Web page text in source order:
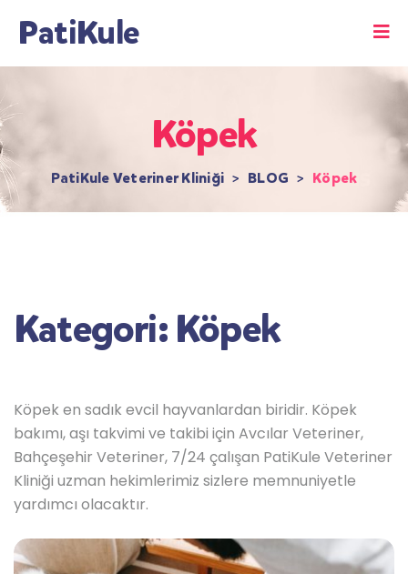
PatiKule
Köpek
PatiKule Veteriner Kliniği > BLOG > Köpek
Kategori:Köpek
Köpek en sadık evcil hayvanlardan biridir. Köpek
bakımı, aşı takvimi ve takibi için Avcılar Veteriner,
Bahçeşehir Veteriner, 7/24 çalışan PatiKule Veteriner
Kliniği uzman hekimlerimiz sizlere memnuniyetle
yardımcı olacaktır.